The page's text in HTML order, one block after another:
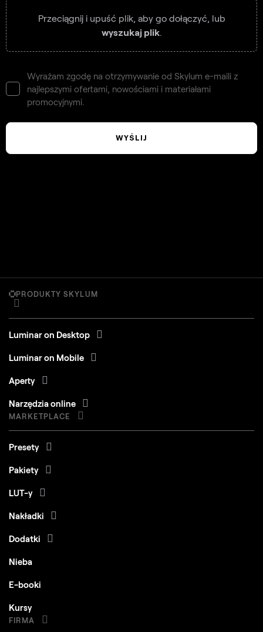
Przeciągnij i upuść plik, aby go dołączyć, lub
wyszukaj plik.
Wyrażam zgodę na otrzymywanie od Skylum e-maili z
najlepszymi ofertami, nowościami i materiałami
promocyjnymi.
WYŚLIJ
PRODUKTY SKYLUM
Luminar on Desktop
Luminar on Mobile
Aperty
Narzędzia online
MARKETPLACE
Presety
Pakiety
LUT-y
Nakładki
Dodatki
Nieba
E-booki
Kursy
FIRMA